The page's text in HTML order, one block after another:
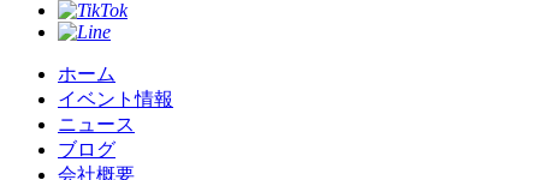
ホーム
イベント情報
ニュース
ブログ
会社概要